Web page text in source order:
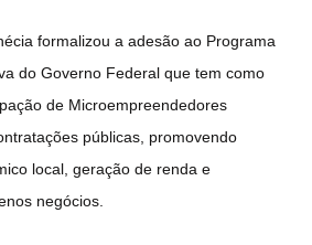
formalizou a adesão ao Programa
do Governo Federal que tem como
de Microempreendedores
públicas, promovendo
local, geração de renda e
negócios.